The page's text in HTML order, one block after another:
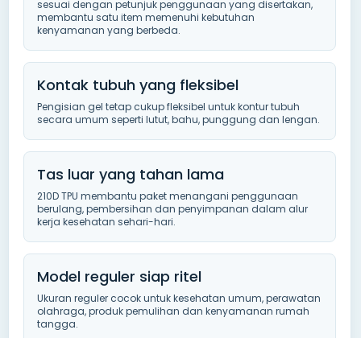
sesuai dengan petunjuk penggunaan yang disertakan,
membantu satu item memenuhi kebutuhan
kenyamanan yang berbeda.
Kontak tubuh yang fleksibel
Pengisian gel tetap cukup fleksibel untuk kontur tubuh
secara umum seperti lutut, bahu, punggung dan lengan.
Tas luar yang tahan lama
210D TPU membantu paket menangani penggunaan
berulang, pembersihan dan penyimpanan dalam alur
kerja kesehatan sehari-hari.
Model reguler siap ritel
Ukuran reguler cocok untuk kesehatan umum, perawatan
olahraga, produk pemulihan dan kenyamanan rumah
tangga.